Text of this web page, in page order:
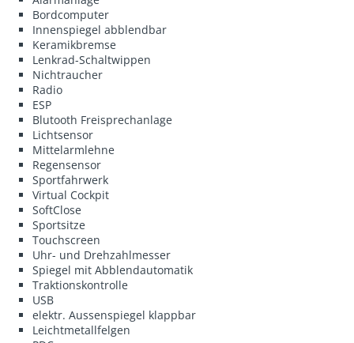
Bordcomputer
Innenspiegel abblendbar
Keramikbremse
Lenkrad-Schaltwippen
Nichtraucher
Radio
ESP
Blutooth Freisprechanlage
Lichtsensor
Mittelarmlehne
Regensensor
Sportfahrwerk
Virtual Cockpit
SoftClose
Sportsitze
Touchscreen
Uhr- und Drehzahlmesser
Spiegel mit Abblendautomatik
Traktionskontrolle
USB
elektr. Aussenspiegel klappbar
Leichtmetallfelgen